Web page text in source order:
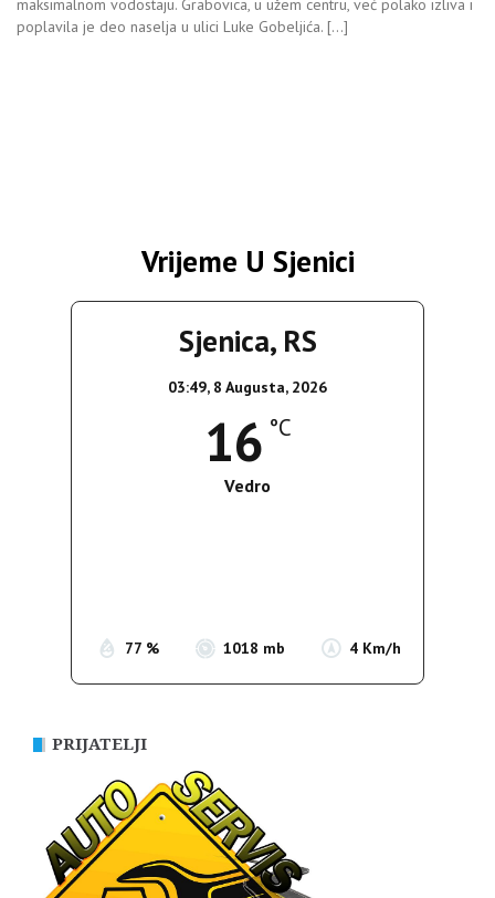
maksimalnom vodostaju. Grabovica, u užem centru, već polako izliva i
poplavila je deo naselja u ulici Luke Gobeljića. […]
Vrijeme U Sjenici
Sjenica, RS
03:49, 8 Augusta, 2026
16 °C
Vedro
77 % 1018 mb 4 Km/h
PRIJATELJI